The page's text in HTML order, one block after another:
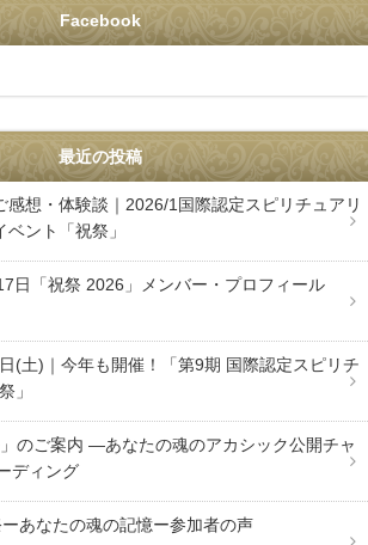
Facebook
最近の投稿
感想・体験談｜2026/1国際認定スピリチュアリ
ント「祝祭」
日「祝祭 2026」メンバー・プロフィール
(土)｜今年も開催！「第9期 国際認定スピリチ
」
のご案内 —あなたの魂のアカシック公開チャ
ディング
あなたの魂の記憶ー参加者の声